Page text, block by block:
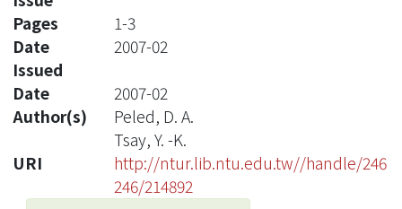
Pages
1-3
Date
Issued
2007-02
Date
2007-02
Author(s)
Peled, D. A.
Tsay, Y. -K.
URI
http://ntur.lib.ntu.edu.tw//handle/246
246/214892